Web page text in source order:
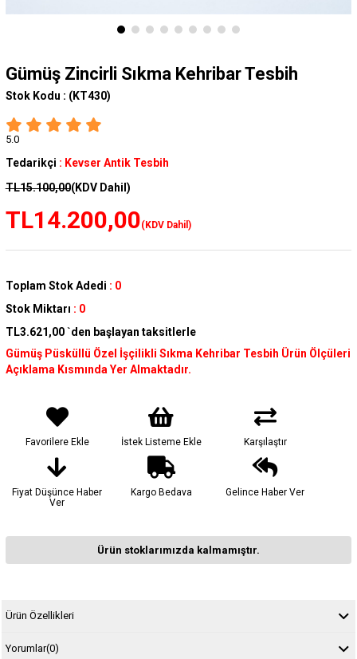
Gümüş Zincirli Sıkma Kehribar Tesbih
Stok Kodu : (KT430)
5.0
Tedarikçi : Kevser Antik Tesbih
TL15.100,00(KDV Dahil)
TL14.200,00(KDV Dahil)
Toplam Stok Adedi : 0
Stok Miktarı : 0
TL3.621,00 `den başlayan taksitlerle
Gümüş Püsküllü Özel İşçilikli Sıkma Kehribar Tesbih Ürün Ölçüleri
Açıklama Kısmında Yer Almaktadır.
Favorilere Ekle İstek Listeme Ekle Karşılaştır
Fiyat Düşünce Haber
Ver
Kargo Bedava Gelince Haber Ver
Ürün stoklarımızda kalmamıştır.
Ürün Özellikleri
Yorumlar(0)